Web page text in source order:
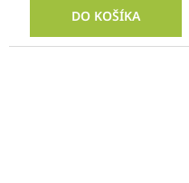
DO KOŠÍKA